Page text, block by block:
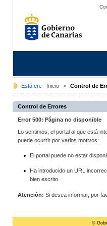
Está en: Inicio > Control de
Control de Errores
Error 500: Página no disponible
Lo sentimos, el portal al que está
puede ocurrir por varios motivos:
El portal puede no estar
Ha introducido un URL
bien escrito.
Atención: Si desea informar, por
©